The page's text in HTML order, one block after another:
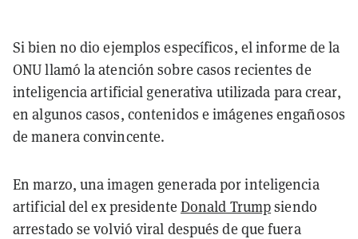
Si bien no dio ejemplos específicos, el informe de la
ONU llamó la atención sobre casos recientes de
inteligencia artificial generativa utilizada para crear,
en algunos casos, contenidos e imágenes engañosos
de manera convincente.
En marzo, una imagen generada por inteligencia
artificial del ex presidente Donald Trumpsiendo
arrestado se volvió viral después de que fuera